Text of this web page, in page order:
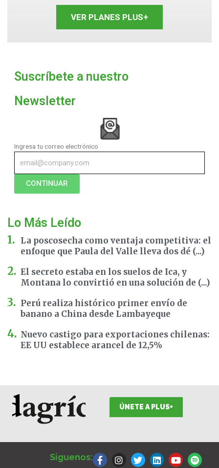
VER PLANES PLUS+
Suscríbete a nuestro
Newsletter
Ingresa tu correo electrónico
CONTINUAR
Lo Más Leído
La poscosecha como ventaja competitiva: el
enfoque que Paula del Valle lleva dos dé (...)
El secreto estaba en los suelos de Ica, y
Montana lo convirtió en una solución de (...)
Perú realiza histórico primer envío de
banano a China desde Lambayeque
Nuevo castigo para exportaciones chilenas:
EE UU establece arancel de 12,5%
ÚNETE A PLUS+
Siguenos:
a
c
n
s
w
i
i
n
o
u
p
o